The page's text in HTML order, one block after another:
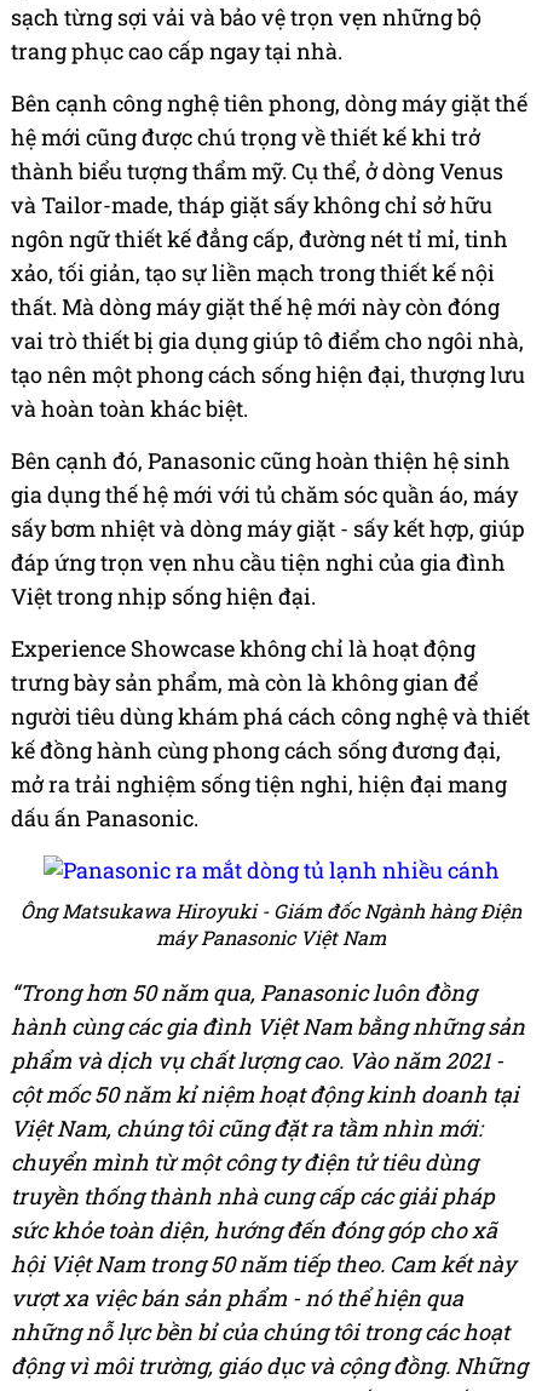
sạch từng sợi vải và bảo vệ trọn vẹn những bộ
trang phục cao cấp ngay tại nhà.
Bên cạnh công nghệ tiên phong, dòng máy giặt thế
hệ mới cũng được chú trọng về thiết kế khi trở
thành biểu tượng thẩm mỹ. Cụ thể, ở dòng Venus
và Tailor-made, tháp giặt sấy không chỉ sở hữu
ngôn ngữ thiết kế đẳng cấp, đường nét tỉ mỉ, tinh
xảo, tối giản, tạo sự liền mạch trong thiết kế nội
thất. Mà dòng máy giặt thế hệ mới này còn đóng
vai trò thiết bị gia dụng giúp tô điểm cho ngôi nhà,
tạo nên một phong cách sống hiện đại, thượng lưu
và hoàn toàn khác biệt.
Bên cạnh đó, Panasonic cũng hoàn thiện hệ sinh
gia dụng thế hệ mới với tủ chăm sóc quần áo, máy
sấy bơm nhiệt và dòng máy giặt - sấy kết hợp, giúp
đáp ứng trọn vẹn nhu cầu tiện nghi của gia đình
Việt trong nhịp sống hiện đại.
Experience Showcase không chỉ là hoạt động
trưng bày sản phẩm, mà còn là không gian để
người tiêu dùng khám phá cách công nghệ và thiết
kế đồng hành cùng phong cách sống đương đại,
mở ra trải nghiệm sống tiện nghi, hiện đại mang
dấu ấn Panasonic.
Ông Matsukawa Hiroyuki - Giám đốc Ngành hàng Điện
máy Panasonic Việt Nam
“Trong hơn 50 năm qua, Panasonic luôn đồng
hành cùng các gia đình Việt Nam bằng những sản
phẩm và dịch vụ chất lượng cao. Vào năm 2021 -
cột mốc 50 năm kỉ niệm hoạt động kinh doanh tại
Việt Nam, chúng tôi cũng đặt ra tầm nhìn mới:
chuyển mình từ một công ty điện tử tiêu dùng
truyền thống thành nhà cung cấp các giải pháp
sức khỏe toàn diện, hướng đến đóng góp cho xã
hội Việt Nam trong 50 năm tiếp theo. Cam kết này
vượt xa việc bán sản phẩm - nó thể hiện qua
những nỗ lực bền bỉ của chúng tôi trong các hoạt
động vì môi trường, giáo dục và cộng đồng. Những